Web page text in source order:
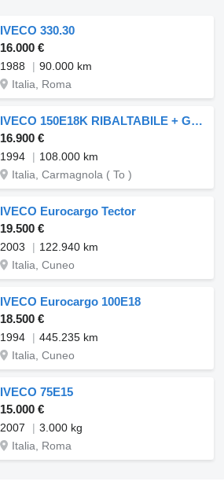
IVECO 330.30
16.000 €
1988
90.000 km
Italia, Roma
IVECO 150E18K RIBALTABILE + GRU EFFER 6500/2+2, REVISIONE OK
16.900 €
1994
108.000 km
Italia, Carmagnola ( To )
IVECO Eurocargo Tector
19.500 €
2003
122.940 km
Italia, Cuneo
IVECO Eurocargo 100E18
18.500 €
1994
445.235 km
Italia, Cuneo
IVECO 75E15
15.000 €
2007
3.000 kg
Italia, Roma